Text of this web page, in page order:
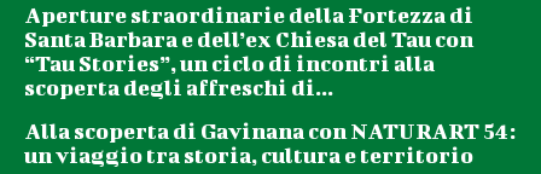
Aperture straordinarie della Fortezza di
Santa Barbara e dell’ex Chiesa del Tau con
“Tau Stories”, un ciclo di incontri alla
scoperta degli affreschi di...
Alla scoperta di Gavinana con NATURART 54:
un viaggio tra storia, cultura e territorio